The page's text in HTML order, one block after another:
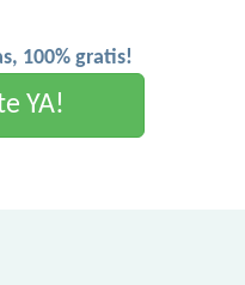
100% gratis!
YA!